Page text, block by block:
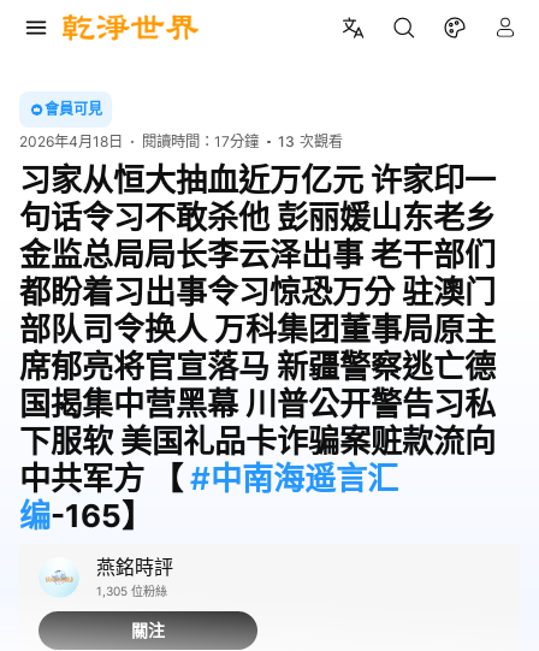
會員可見
2026年4月18日
閱讀時間：17分鐘 13 次觀看
习家从恒大抽血近万亿元 许家印一
句话令习不敢杀他 彭丽媛山东老乡
金监总局局长李云泽出事 老干部们
都盼着习出事令习惊恐万分 驻澳门
部队司令换人 万科集团董事局原主
席郁亮将官宣落马 新疆警察逃亡德
国揭集中营黑幕 川普公开警告习私
下服软 美国礼品卡诈骗案赃款流向
中共军方 【 #中南海遥言汇
编-165】
燕銘時評
1,305 位粉絲
關注